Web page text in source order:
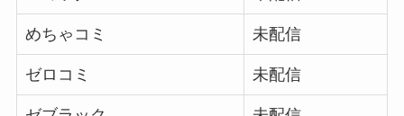
めちゃコミ 未配信
ゼロコミ 未配信